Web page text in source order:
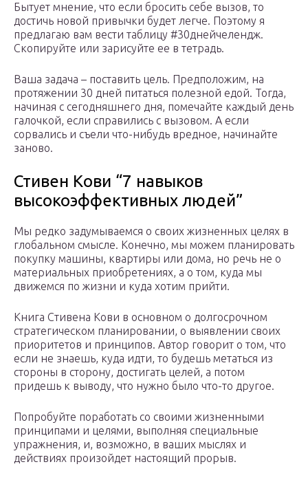
Бытует мнение, что если бросить себе вызов, то
достичь новой привычки будет легче. Поэтому я
предлагаю вам вести таблицу #30днейчелендж.
Скопируйте или зарисуйте ее в тетрадь.
Ваша задача – поставить цель. Предположим, на
протяжении 30 дней питаться полезной едой. Тогда,
начиная с сегодняшнего дня, помечайте каждый день
галочкой, если справились с вызовом. А если
сорвались и съели что-нибудь вредное, начинайте
заново.
Стивен Кови “7 навыков
высокоэффективных людей”
Мы редко задумываемся о своих жизненных целях в
глобальном смысле. Конечно, мы можем планировать
покупку машины, квартиры или дома, но речь не о
материальных приобретениях, а о том, куда мы
движемся по жизни и куда хотим прийти.
Книга Стивена Кови в основном о долгосрочном
стратегическом планировании, о выявлении своих
приоритетов и принципов. Автор говорит о том, что
если не знаешь, куда идти, то будешь метаться из
стороны в сторону, достигать целей, а потом
придешь к выводу, что нужно было что-то другое.
Попробуйте поработать со своими жизненными
принципами и целями, выполняя специальные
упражнения, и, возможно, в ваших мыслях и
действиях произойдет настоящий прорыв.